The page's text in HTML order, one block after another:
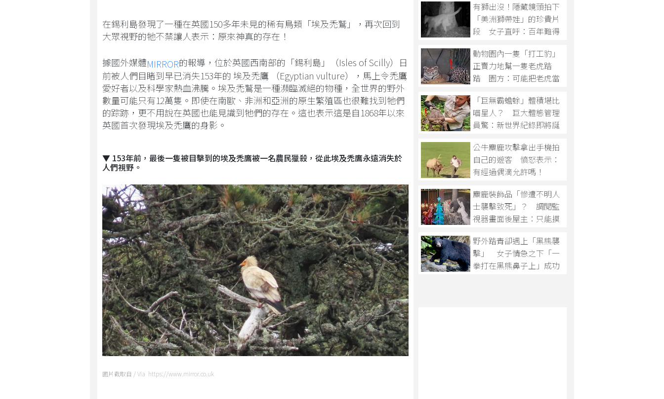
在錫利島發現了一種在英國150多年未見的稀有鳥類「埃及禿鷲」，再次回到
大眾視野的牠不禁讓人表示：原來神真的存在！
據國外媒體MIRROR的報導，位於英國西南部的「錫利島」（Isles of Scilly）日
前被人們目睹到早已消失153年的 埃及禿鷹 （Egyptian vulture），馬上令禿鷹
愛好者以及科學家熱血沸騰。埃及禿鷲是一種瀕臨滅絕的物種，全世界的野外
數量可能只有12萬隻。即使在南歐、非洲和亞洲的原生繁殖區也很難找到牠們
的踪跡，更不用說在英國也能見識到牠們的存在。這也表示這是自1868年以來
英國首次發現埃及禿鷹的身影。
▼ 153年前，最後一隻被目擊到的埃及禿鷹被一名農民獵殺，從此埃及禿鷹永遠消失於
人們視野。
圖片截取自 / Via https://www.mirror.co.uk
有獅出沒！隱藏鏡頭拍下
「美洲獅帶娃」的珍貴片
段 女子直呼：百年難得
動物園內一隻「打工豹」
正賣力地幫一隻老虎踏
踏 園方：可能把老虎當
「巨無霸蟾蜍」體積堪比
喵星人？ 巨大體態管理
員驚：新世界紀錄即將誕
公牛麋鹿攻擊拿出手機拍
自己的遊客 憤怒表示：
有經過偶滴允許嗎！
麋鹿裝飾品「慘遭不明人
士襲擊致死」？ 調閱監
視器畫面後屋主：只能摸
野外踏青卻遇上「黑熊襲
擊」 女子情急之下「一
拳打在黑熊鼻子上」成功